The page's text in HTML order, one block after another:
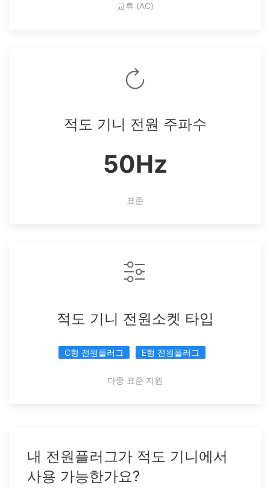
교류 (AC)
적도 기니 전원 주파수
50Hz
표준
적도 기니 전원소켓 타입
C형 전원플러그 E형 전원플러그
다중 표준 지원
내 전원플러그가 적도 기니에서
사용 가능한가요?